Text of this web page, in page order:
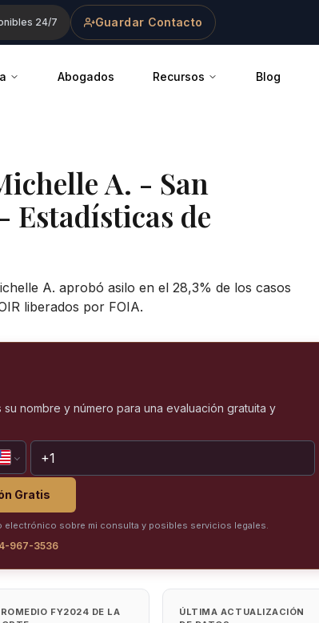
24/7 Guardar Contacto
Abogados Recursos Blog
A. - San
- Estadísticas de
A. aprobó asilo en el 28,3% de los casos
liberados por FOIA.
nombre y número para una evaluación gratuita y
Gratis
electrónico sobre mi consulta y posibles servicios legales.
967-3536
FY2024 DE LA
ÚLTIMA ACTUALIZACIÓN